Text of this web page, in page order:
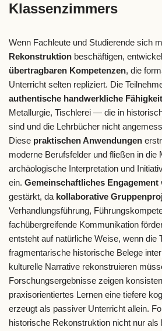
Klassenzimmers
Wenn Fachleute und Studierende sich
Rekonstruktion beschäftigen,
übertragbaren Kompetenzen, die
Unterricht selten repliziert. Die
authentische handwerkliche
Metallurgie, Tischlerei — die in
sind und die Lehrbücher nicht
Diese praktischen Anwendungen
moderne Berufsfelder und fließen in die
archäologische Interpretation und
ein. Gemeinschaftliches Engagement
gestärkt, da kollaborative
Verhandlungsführung,
fachübergreifende Kommunikation
entsteht auf natürliche Weise, wenn die
fragmentarische historische Belege
kulturelle Narrative rekonstruieren
Forschungsergebnisse zeigen
praxisorientiertes Lernen eine tiefere
erzeugt als passiver Unterricht allein.
historische Rekonstruktion nicht nur als